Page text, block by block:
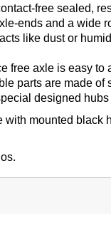
free sealed,
ends and a wide
like dust or
free axle is easy to
parts are made of
designed
mounted black